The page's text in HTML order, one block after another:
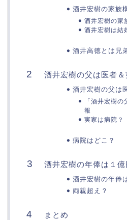
酒井宏樹の家族
酒井宏樹の家
酒井宏樹は結
酒井高徳とは兄
酒井宏樹の父は医者＆
酒井宏樹の父は
「酒井宏樹
報
実家は病院？
病院はどこ？
酒井宏樹の年俸は１億
酒井宏樹の年俸
両親超え？
まとめ